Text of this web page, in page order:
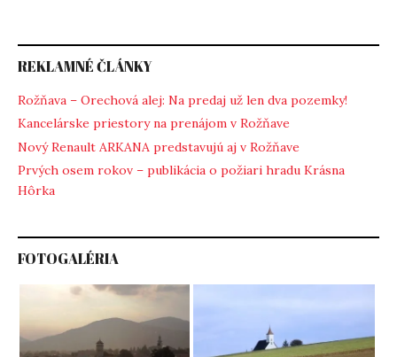
REKLAMNÉ ČLÁNKY
Rožňava – Orechová alej: Na predaj už len dva pozemky!
Kancelárske priestory na prenájom v Rožňave
Nový Renault ARKANA predstavujú aj v Rožňave
Prvých osem rokov – publikácia o požiari hradu Krásna
Hôrka
FOTOGALÉRIA